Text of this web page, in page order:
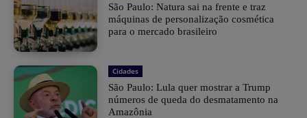
São Paulo: Natura sai na frente e traz
máquinas de personalização cosmética
para o mercado brasileiro
Cidades
São Paulo: Lula quer mostrar a Trump
números de queda do desmatamento na
Amazônia